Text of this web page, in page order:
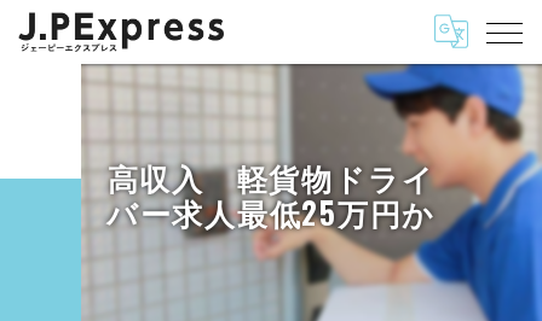
高収入 軽貨物ドライ
バー求人最低25万円か